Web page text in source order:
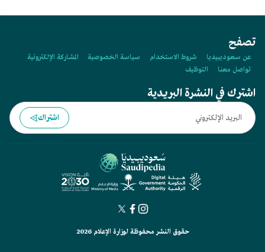
تصفح
عن سعوديبيديا شروط الاستخدام سياسة الخصوصية
المشاركة الإلكترونية
تواصل معنا
التوظيف
اشترك في النشرة البريدية
اشتراك
حقوق النشر محفوظة لوزارة الإعلام 2026